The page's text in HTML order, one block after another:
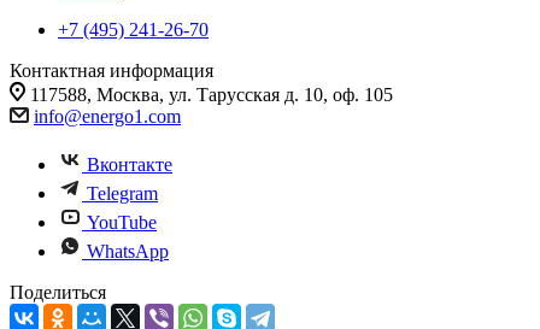
+7 (495) 241-26-70
Контактная информация
117588, Москва, ул. Тарусская д. 10, оф. 105
info@energo1.com
Вконтакте
Telegram
YouTube
WhatsApp
Поделиться